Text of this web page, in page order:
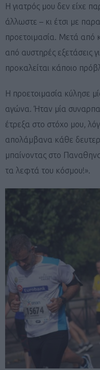
Η γιατρός μου δεν είχε
άλλωστε – κι έτσι με
προετοιμασία. Μετά από
από αυστηρές εξετάσεις
προκαλείται κάποιο
Η προετοιμασία κύλησε
αγώνα. Ήταν μία
έτρεξα στο στόχο μου,
απολάμβανα κάθε
μπαίνοντας στο
τα λεφτά του κόσμου!».